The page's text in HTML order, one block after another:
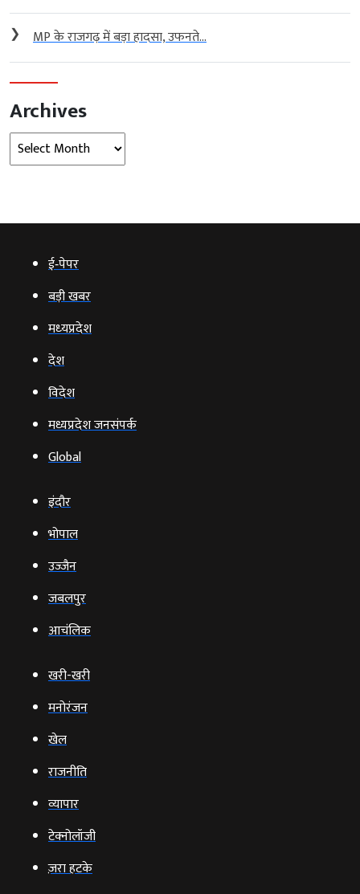
❯ MP के राजगढ़ में बड़ा हादसा, उफनते...
Archives
Archives
ई‑पेपर
बड़ी खबर
मध्‍यप्रदेश
देश
विदेश
मध्यप्रदेश जनसंपर्क
Global
इंदौर
भोपाल
उज्‍जैन
जबलपुर
आचंलिक
खरी-खरी
मनोरंजन
खेल
राजनीति
व्‍यापार
टेक्‍नोलॉजी
ज़रा हटके